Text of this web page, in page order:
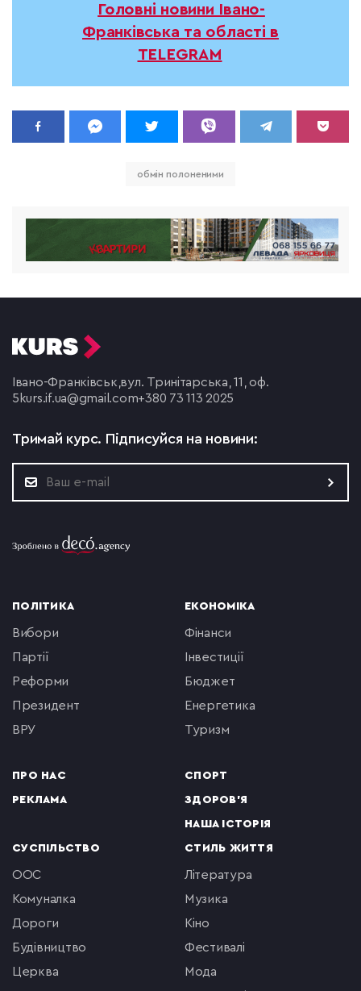
Головні новини Івано-
Франківська та області в
TELEGRAM
обмін полоненими
Івано-Франківськ, вул. Тринітарська, 11, оф.
5 kurs.if.ua@gmail.com+380 73 113 2025
Тримай курс. Підписуйся на новини:
ПОЛІТИКА
вибори
партії
реформи
президент
ВРУ
ПРО НАС
РЕКЛАМА
ЕКОНОМІКА
фінанси
інвестиції
бюджет
енергетика
туризм
СПОРТ
ЗДОРОВ'Я
НАША ІСТОРІЯ
СУСПІЛЬСТВО
ООС
комуналка
Дороги
будівництво
церква
СТИЛЬ ЖИТТЯ
література
музика
кіно
фестивалі
мода